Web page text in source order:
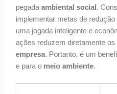
pegadaambiental social .
implementar metas de
uma jogada inteligente e
ações reduzem diretamente
empresa. Portanto, é um
e para o meio ambiente.